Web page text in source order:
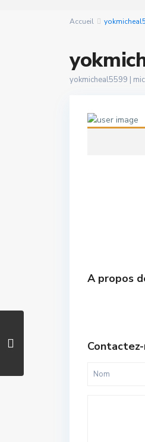
Accueil
yokmicheal5599 |
A propos